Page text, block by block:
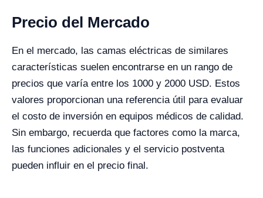
Precio del Mercado
En el mercado, las camas eléctricas de similares
características suelen encontrarse en un rango de
precios que varía entre los 1000 y 2000 USD. Estos
valores proporcionan una referencia útil para evaluar
el costo de inversión en equipos médicos de calidad.
Sin embargo, recuerda que factores como la marca,
las funciones adicionales y el servicio postventa
pueden influir en el precio final.